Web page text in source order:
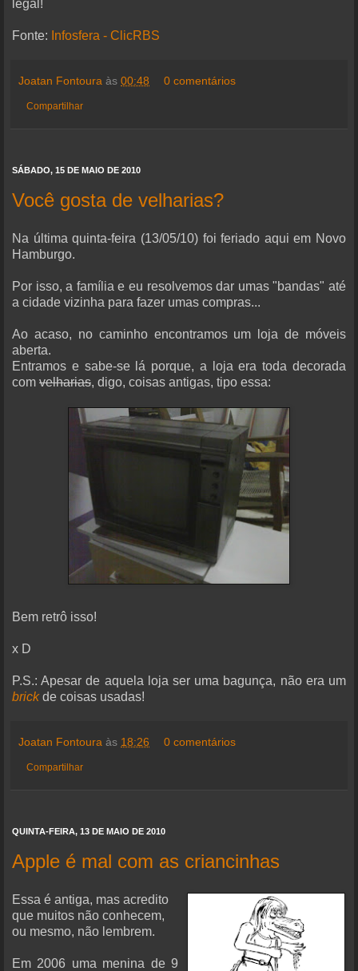
legal!
Fonte: Infosfera - ClicRBS
Joatan Fontoura às 00:48 0 comentários
Compartilhar
SÁBADO, 15 DE MAIO DE 2010
Você gosta de velharias?
Na última quinta-feira (13/05/10) foi feriado aqui em Novo
Hamburgo.
Por isso, a família e eu resolvemos dar umas "bandas" até
a cidade vizinha para fazer umas compras...
Ao acaso, no caminho encontramos um loja de móveis
aberta.
Entramos e sabe-se lá porque, a loja era toda decorada
com velharias, digo, coisas antigas, tipo essa:
Bem retrô isso!
x D
P.S.: Apesar de aquela loja ser uma bagunça, não era um
brickde coisas usadas!
Joatan Fontoura às 18:26 0 comentários
Compartilhar
QUINTA-FEIRA, 13 DE MAIO DE 2010
Apple é mal com as criancinhas
Essa é antiga, mas acredito
que muitos não conhecem,
ou mesmo, não lembrem.
Em 2006 uma menina de 9